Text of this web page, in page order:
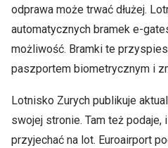
odprawa może trwać dłużej.
automatycznych bramek e-
możliwość. Bramki te
paszportem biometrycznym i
Lotnisko Zurych publikuje
swojej stronie. Tam też
przyjechać na lot. Euroairport